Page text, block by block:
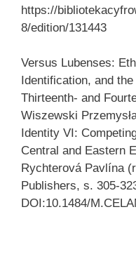
https://
8/edition/131443
Versus Lubenses:
Identification, and
Thirteenth- and
Wiszewski
Identity VI:
Central and Eastern
Rychterová Pavlína
Publishers, s. 305-
DOI:10.1484/